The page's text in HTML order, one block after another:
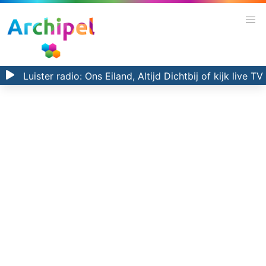
Luister radio: Ons Eiland, Altijd Dichtbij of kijk live TV